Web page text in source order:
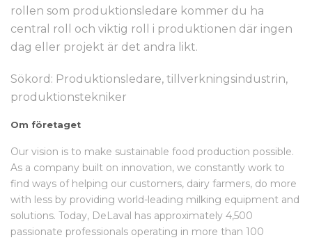
rollen som produktionsledare kommer du ha
central roll och viktig roll i produktionen där ingen
dag eller projekt är det andra likt.
Sökord: Produktionsledare, tillverkningsindustrin,
produktionstekniker
Om företaget
Our vision is to make sustainable food production possible.
As a company built on innovation, we constantly work to
find ways of helping our customers, dairy farmers, do more
with less by providing world-leading milking equipment and
solutions. Today, DeLaval has approximately 4,500
passionate professionals operating in more than 100